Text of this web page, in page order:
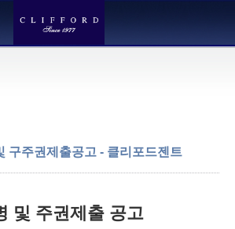
구주권제출공고 - 클리포드젠트
및 주권제출 공고